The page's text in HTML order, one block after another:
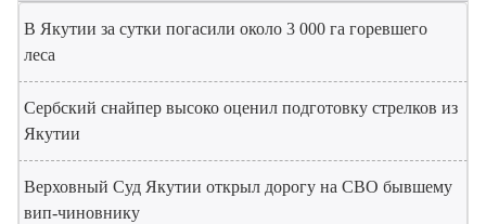
В Якутии за сутки погасили около 3 000 га горевшего
леса
Сербский снайпер высоко оценил подготовку стрелков из
Якутии
Верховный Суд Якутии открыл дорогу на СВО бывшему
вип-чиновнику